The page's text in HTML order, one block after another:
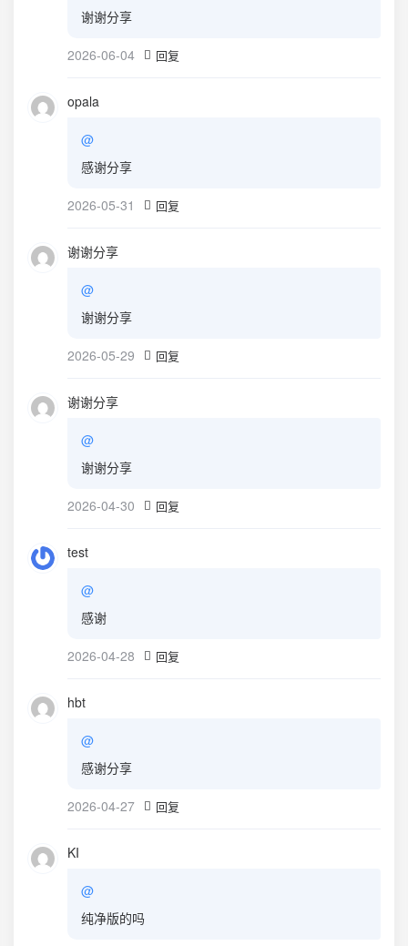
谢谢分享
2026-06-04 回复
opala
@
感谢分享
2026-05-31 回复
谢谢分享
@
谢谢分享
2026-05-29 回复
谢谢分享
@
谢谢分享
2026-04-30 回复
test
@
感谢
2026-04-28 回复
hbt
@
感谢分享
2026-04-27 回复
KI
@
纯净版的吗